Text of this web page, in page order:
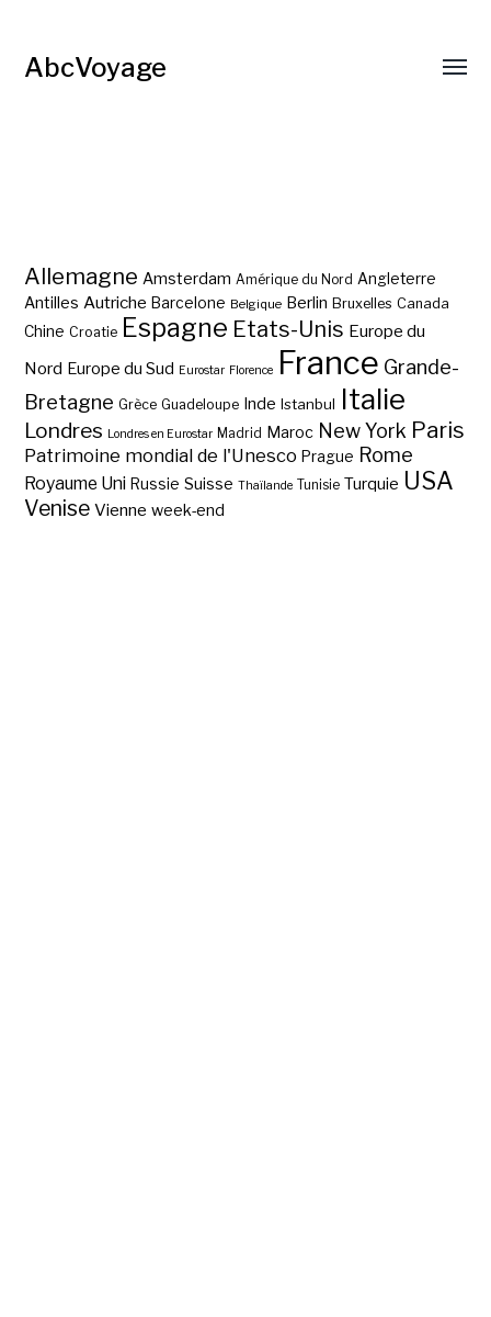
AbcVoyage
Allemagne Amsterdam Amérique du Nord Angleterre
Antilles Autriche Barcelone Belgique Berlin Bruxelles Canada
Chine Croatie Espagne Etats-Unis Europe du
Nord Europe du Sud Eurostar Florence France Grande-
Bretagne Grèce Guadeloupe Inde Istanbul Italie
Londres Londres en Eurostar Madrid Maroc New York Paris
Patrimoine mondial de l'Unesco Prague Rome
Royaume Uni Russie Suisse Thaïlande Tunisie Turquie USA
Venise Vienne week-end